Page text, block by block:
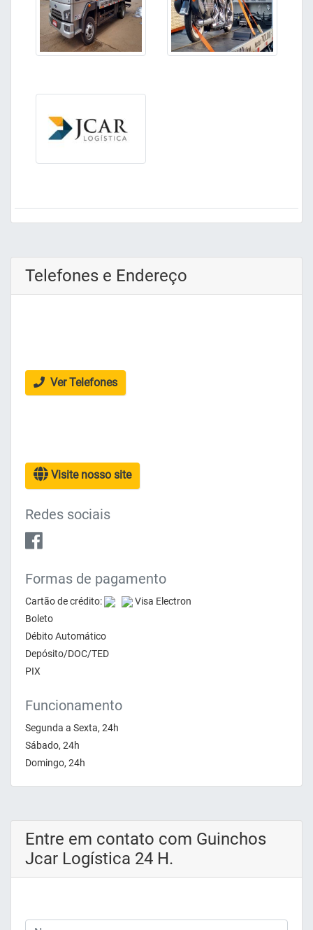
Telefones e Endereço
Ver Telefones
Visite nosso site
Redes sociais
Formas de pagamento
Cartão de crédito:
Visa Electron
Boleto
Débito Automático
Depósito/DOC/TED
PIX
Funcionamento
Segunda a Sexta, 24h
Sábado, 24h
Domingo, 24h
Entre em contato com Guinchos
Jcar Logística 24 H.